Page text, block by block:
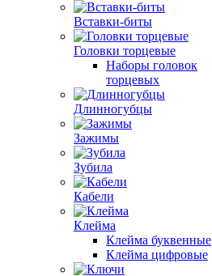
Вставки-биты
Головки торцевые
Наборы головок
торцевых
Длинногубцы
Зажимы
Зубила
Кабели
Клейма
Клейма буквенные
Клейма цифровые